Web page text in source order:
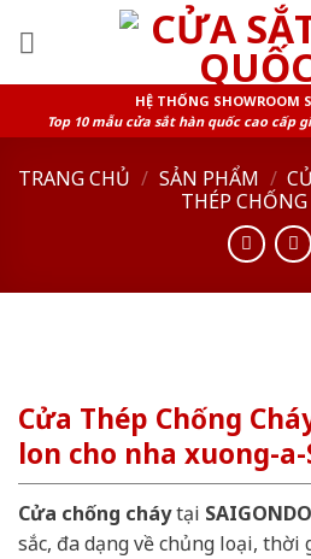
HỆ THỐNG SHOWROOM
Top 10 mẫu cửa sắt hàn quốc cao cấp
TRANG CHỦ / SẢN PHẨM /
THÉP CHỐNG
Cửa Thép Chống
lon cho nha xuong-a-
Cửa chống cháytại
sắc, đa dạng về chủng loại, thời